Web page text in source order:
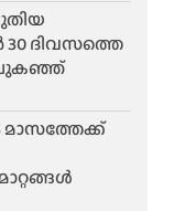
ദിവസത്തെ
പുകഞ്ഞ്